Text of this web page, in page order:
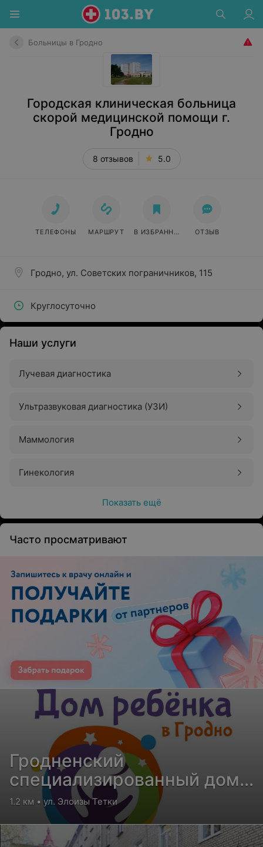
Больницы в Гродно
Городская клиническая больница
скорой медицинской помощи г.
Гродно
8 отзывов 5.0
Гродно, ул. Советских пограничников, 115
Круглосуточно
ТЕЛЕФОНЫ МАРШРУТ В ИЗБРАННОЕ ОТЗЫВ
Наши услуги
Лучевая диагностика
Ультразвуковая диагностика (УЗИ)
Маммология
Гинекология
Показать ещё
Часто просматривают
Гродненский
специализированный дом
ребенка для детей с
поражением ЦНС и
нарушением психики
1.2 км • ул. Элоизы Тетки